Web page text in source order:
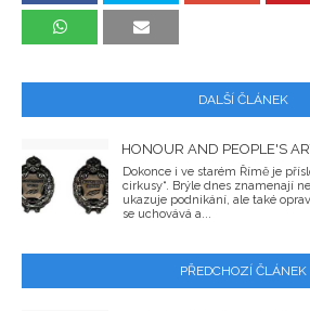
DALŠÍ ČLÁNEK
HONOUR AND PEOPLE'S
Dokonce i ve starém Římě je
cirkusy“. Brýle dnes znamenají
ukazuje podnikání, ale také
se uchovává a...
PŘEDCHOZÍ ČLÁNEK